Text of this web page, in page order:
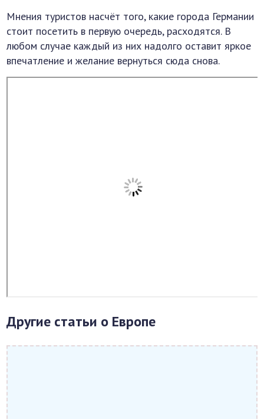
Мнения туристов насчёт того, какие города Германии
стоит посетить в первую очередь, расходятся. В
любом случае каждый из них надолго оставит яркое
впечатление и желание вернуться сюда снова.
Другие статьи о Европе